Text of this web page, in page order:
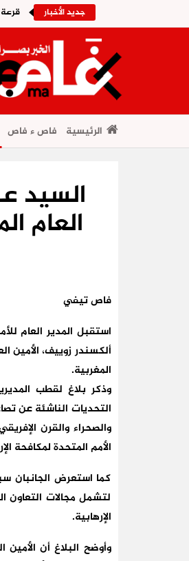
جديد الأخبار
الرئيسية فاص ء فاص
السيد
العام
فاص تيفي
استقبل المدير العام
ألكسندر زوييف، الأمين
المغربية.
وذكر بلاغ لقطب
التحديات الناشئة عن
والصحراء والقرن
الأمم المتحدة لمكافحة
كما استعرض الجانبان
لتشمل مجالات التعاون
الإرهابية.
وأوضح البلاغ أن